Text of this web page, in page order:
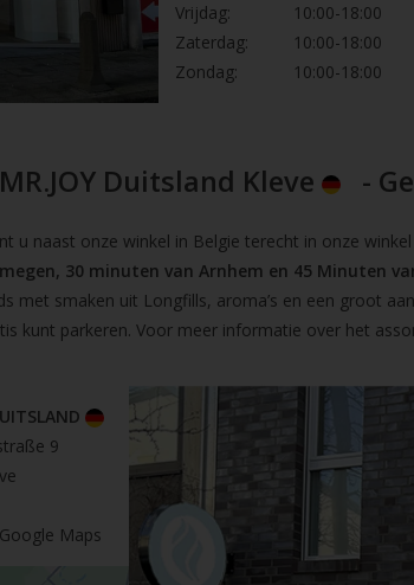
Vrijdag:
10:00-18:00
Zaterdag:
10:00-18:00
Zondag:
10:00-18:00
MR.JOY Duitsland Kleve -
u naast onze winkel in Belgie terecht in onze
30 minuten van Arnhem en 45 Minuten
met smaken uit Longfills, aroma’s en een groot
kunt parkeren. Voor meer informatie over het
9
Maps